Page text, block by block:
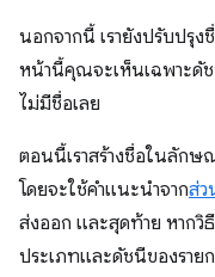
นอกจากนี้ เรายังปรับปรุ
หน้านี้คุณจะเห็นเฉพาะดั
ไม่มีชื่อเลย
ตอนนี้เราสร้างชื่อในลักษ
โดยจะใช้คำแนะนำจากส่ว
ส่งออก และสุดท้าย หากวิ
ประเภทและดัชนีของรายก